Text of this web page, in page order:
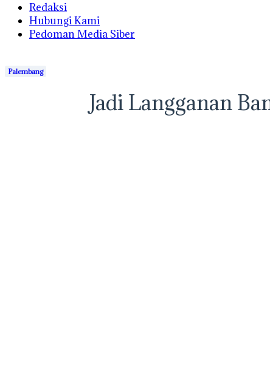
Redaksi
Hubungi Kami
Pedoman Media Siber
Palembang
Jadi Langganan